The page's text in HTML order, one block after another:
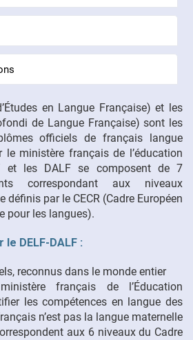
en Langue Française) et les
de Langue Française) sont les
officiels de français langue
le ministère français de l’éducation
et les DALF se composent de 7
correspondant aux niveaux
définis par le CECR (Cadre Européen
pour les langues).
DELF-DALF :
reconnus dans le monde entier
français de l’Éducation
les compétences en langue des
n’est pas la langue maternelle
aux 6 niveaux du Cadre